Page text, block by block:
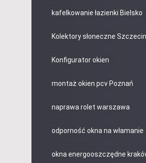
kafelkowanie łazienki Bielsko
Kolektory słoneczne Szczecin
Konfigurator okien
montaż okien pcv Poznań
naprawa rolet warszawa
odporność okna na włamanie
okna energooszczędne